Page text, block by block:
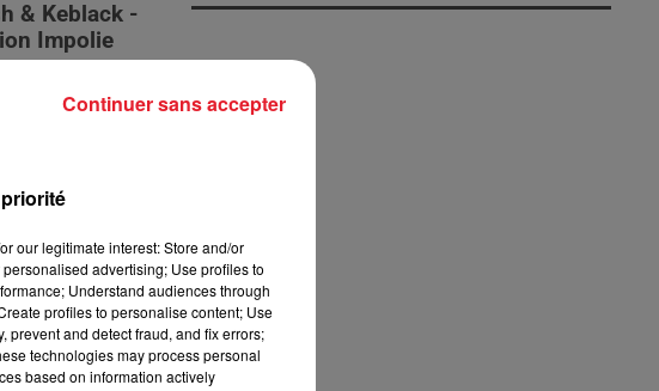
& Keblack -
Impolie
- Big
our legitimate interest: Store and/or
advertising; Use profiles to
Understand audiences through
profiles to personalise content; Use
prevent and detect fraud, and fix errors;
technologies may process personal
based on information actively
Continuer sans accepter